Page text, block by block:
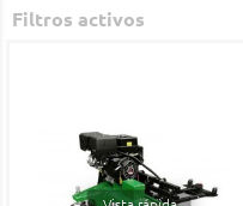
Filtros activos